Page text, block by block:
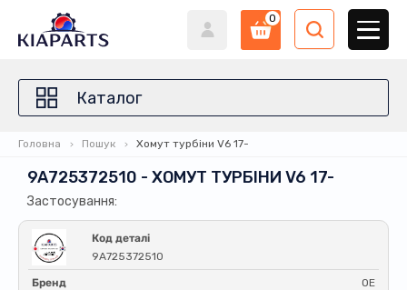
0
Каталог
Головна Пошук Хомут турбіни V6 17-
9A725372510 - ХОМУТ ТУРБІНИ V6 17-
Застосування:
Код деталі
9A725372510
Бренд OE